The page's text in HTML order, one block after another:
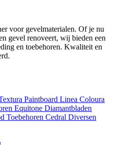
voor gevelmaterialen. Of je nu
gevel renoveert, wij bieden een
en toebehoren. Kwaliteit en
Paintboard Linea Coloura
Equitone Diamantbladen
Toebehoren Cedral Diversen